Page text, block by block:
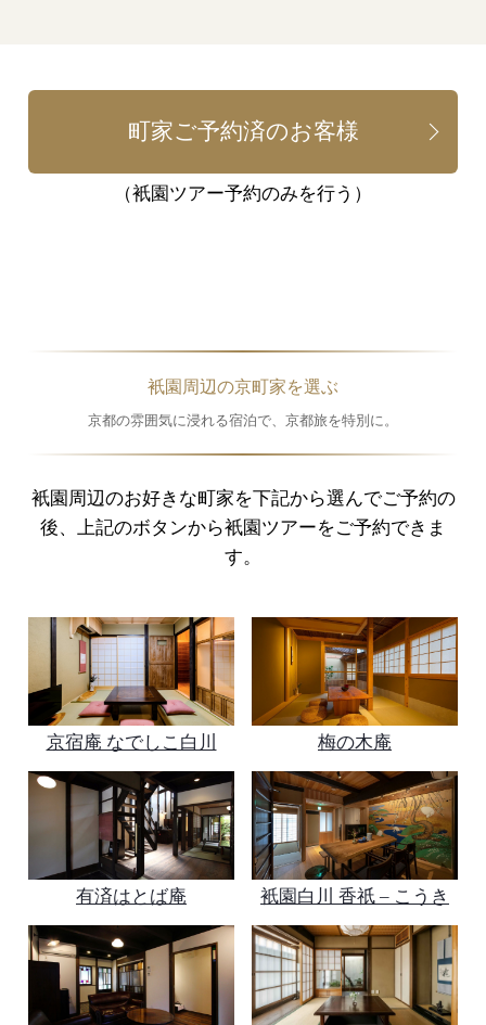
町家ご予約済のお客様
（衹園ツアー予約のみを行う）
衹園周辺の京町家を選ぶ
京都の雰囲気に浸れる宿泊で、京都旅を特別に。
衹園周辺のお好きな町家を下記から選んでご予約の
後、上記のボタンから衹園ツアーをご予約できま
す。
京宿庵 なでしこ白川 梅の木庵
有済はとば庵 衹園白川 香祇 – こうき